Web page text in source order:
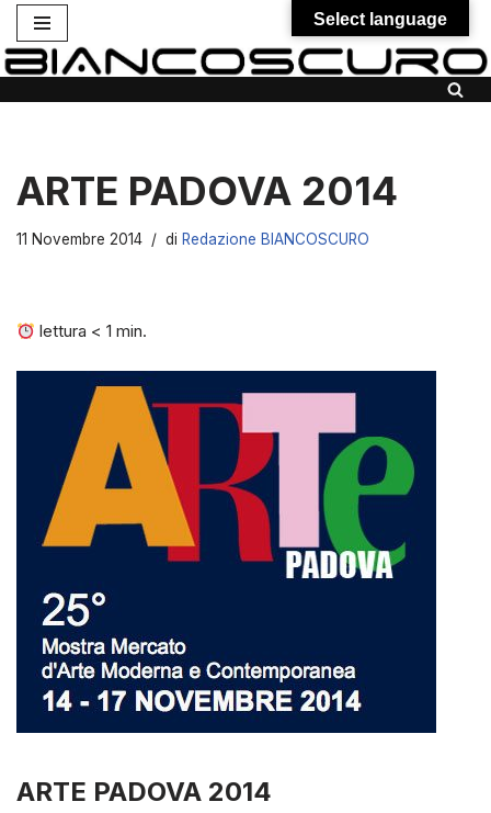
Vai
ARTE PADOVA 2014
11 Novembre 2014 di Redazione BIANCOSCURO
lettura < 1 min.
ARTE PADOVA 2014
Select language